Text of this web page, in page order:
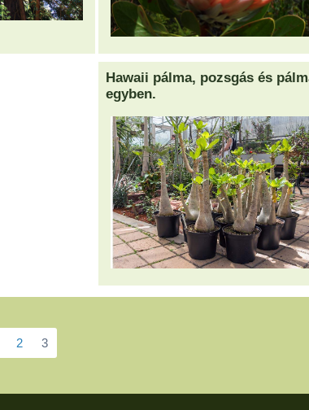
Hawaii pálma, pozsgás és
egyben.
2 3